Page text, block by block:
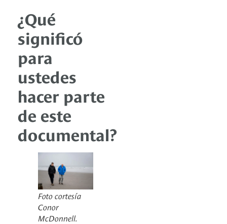
¿Qué
significó
para
ustedes
hacer parte
de este
documental?
Foto cortesía
Conor
McDonnell.